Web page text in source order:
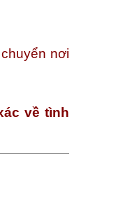
nơi
về tình